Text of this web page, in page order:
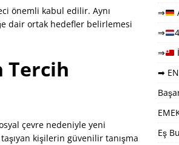
önemli kabul edilir. Aynı
dair ortak hedefler belirlemesi
Tercih
çevre nedeniyle yeni
kişilerin güvenilir tanışma
⇒
⇒
⇒
➡
Eş